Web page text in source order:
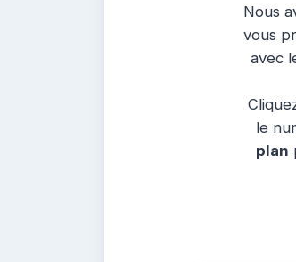
Nous
vous
avec
le
plan